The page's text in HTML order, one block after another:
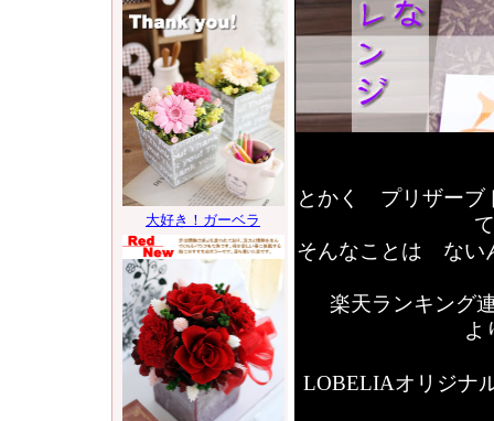
とかく プリザーブ
そんなことは な
楽天ランキング
よ
LOBELIAオリジナ